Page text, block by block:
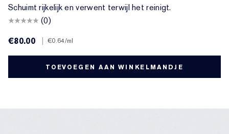
Schuimt rijkelijk en verwent terwijl het reinigt.
(0)
€80.00
€0.64/ml
TOEVOEGEN AAN WINKELMANDJE